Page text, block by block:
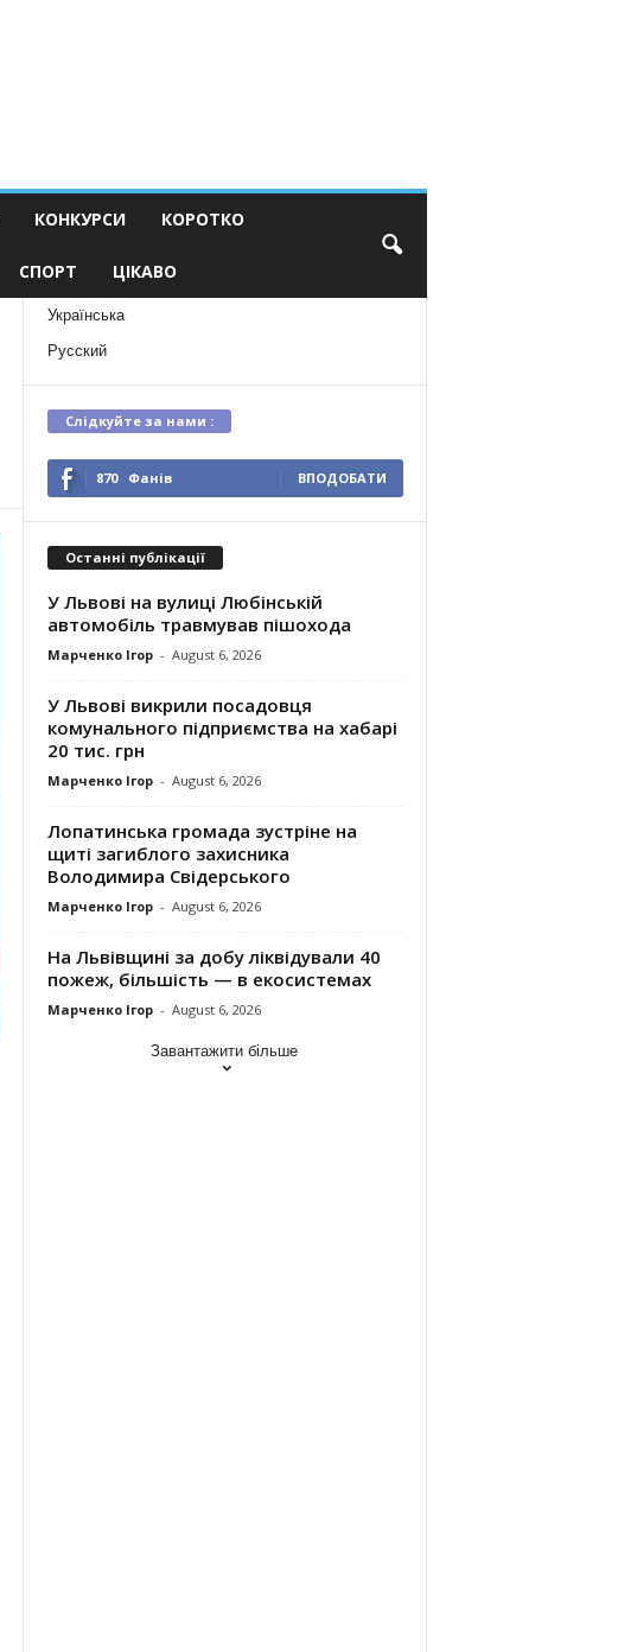
КОНКУРСИ КОРОТКО
СПОРТ ЦІКАВО
Українська
Русский
Слідкуйте за нами :
870 Фанів ВПОДОБАТИ
Останні публікації
У Львові на вулиці Любінській
автомобіль травмував пішохода
Марченко Ігор - August 6, 2026
У Львові викрили посадовця
комунального підприємства на хабарі
20 тис. грн
Марченко Ігор - August 6, 2026
Лопатинська громада зустріне на
щиті загиблого захисника
Володимира Свідерського
Марченко Ігор - August 6, 2026
На Львівщині за добу ліквідували 40
пожеж, більшість — в екосистемах
Марченко Ігор - August 6, 2026
Завантажити більше